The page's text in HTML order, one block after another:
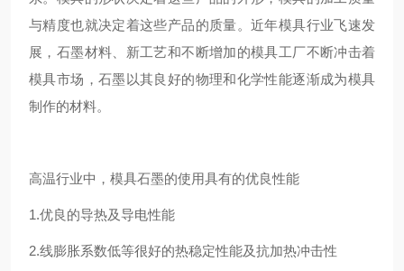
与精度也就决定着这些产品的质量。近年模具行业飞速发
展，石墨材料、新工艺和不断增加的模具工厂不断冲击着
模具市场，石墨以其良好的物理和化学性能逐渐成为模具
制作的材料。
高温行业中，模具石墨的使用具有的优良性能
1.优良的导热及导电性能
2.线膨胀系数低等很好的热稳定性能及抗加热冲击性